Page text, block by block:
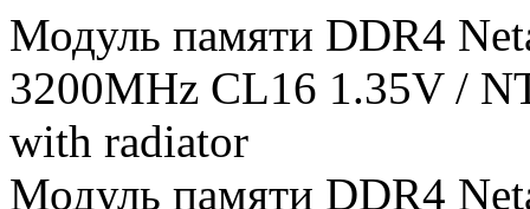
Модуль памяти DDR4
3200MHz CL16 1.35V /
with radiator
Модуль памяти DDR4